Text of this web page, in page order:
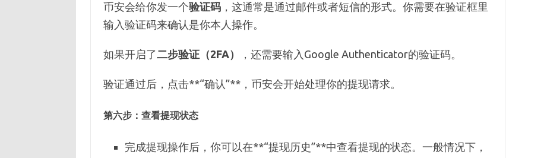
币安会给你发一个验证码，这通常是通过邮件或者短信的形式。你需要在验证框里
输入验证码来确认是你本人操作。
如果开启了二步验证（2FA） ，还需要输入Google Authenticator的验证码。
验证通过后，点击**“确认”**，币安会开始处理你的提现请求。
第六步： 查看提现状态
完成提现操作后，你可以在**“提现历史”**中查看提现的状态。一般情况下，